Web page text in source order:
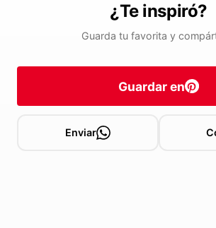
¿Te inspiró?
Guarda tu favorita y
Guardar en
Enviar